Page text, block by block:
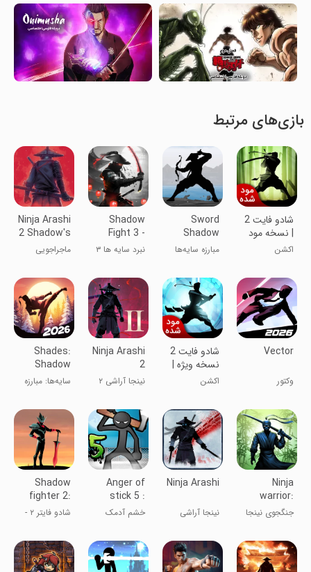
بازی‌های مرتبط
شادو فایت 2
| نسخه مود
شده
اکشن
Sword
Shadow
Fighting
Game 3D
مبارزه سایه‌ها
Shadow
Fight 3 -
RPG
fighting
نبرد سایه ها ۳
Ninja Arashi
2 Shadow's
Return
ماجراجویی
Vector
وکتور
شادو فایت 2
نسخه ویژه |
نسخه مود
شده
اکشن
Ninja Arashi
2
نینجا آراشی ۲
Shades:
Shadow
Fight
Roguelike
سایه‌ها: مبارزه
لایک
Ninja
warrior:
legend of
adven
جنگجوی نینجا
Ninja Arashi
نینجا آراشی
Anger of
stick 5 :
zombie
خشم آدمک
Shadow
fighter 2:
Ninja
games
شادو فایتر ۲ -
۲